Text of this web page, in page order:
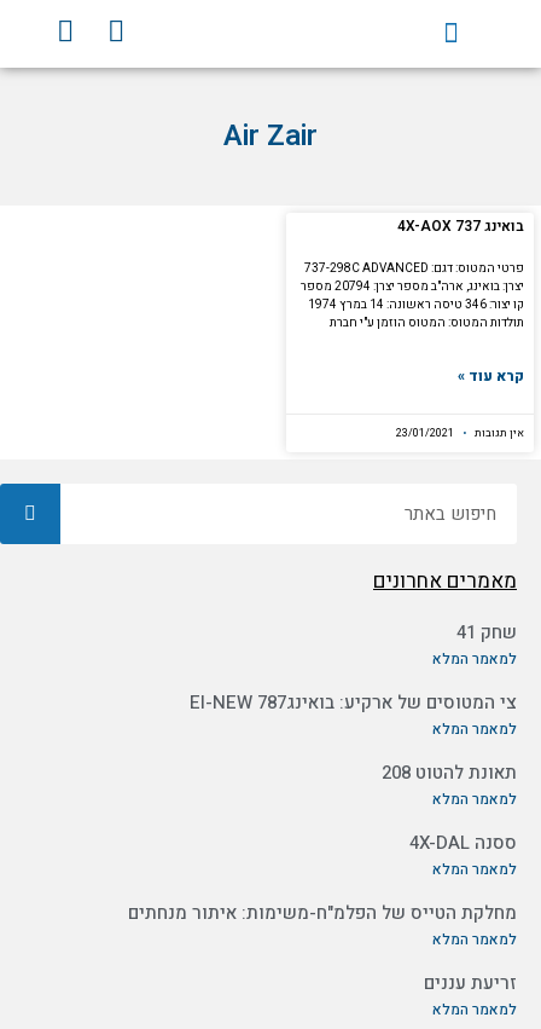
F
a
c
Y
o
u
Air Zair
בואינג 737 4X-AOX
פרטי המטוס: דגם: 737-298C ADVANCED
יצרן: בואינג, ארה"ב מספר יצרן: 20794 מספר
קו יצור: 346 טיסה ראשונה: 14 במרץ 1974
תולדות המטוס: המטוס הוזמן ע"י חברת
קרא עוד »
אין תגובות
מאמרים אחרונים
שחק 41
למאמר המלא
צי המטוסים של ארקיע: בואינג787 EI-NEW
למאמר המלא
תאונת להטוט 208
למאמר המלא
ססנה 4X-DAL
למאמר המלא
מחלקת הטייס של הפלמ"ח-משימות: איתור מנחתים
למאמר המלא
זריעת עננים
למאמר המלא